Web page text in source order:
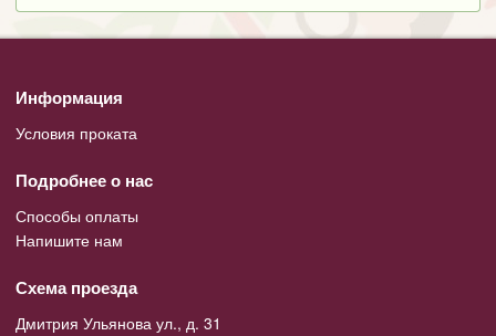
Информация
Условия проката
Подробнее о нас
Способы оплаты
Напишите нам
Схема проезда
Дмитрия Ульянова ул., д. 31